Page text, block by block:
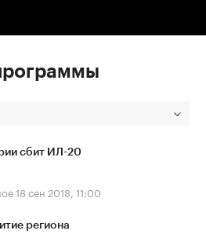
сбит ИЛ-20
18 сен 2018, 11:00
региона